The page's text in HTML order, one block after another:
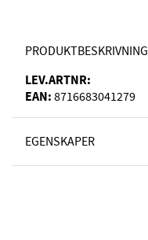
PRODUKTBESKRIVNING
LEV.ARTNR:
EAN: 8716683041279
EGENSKAPER